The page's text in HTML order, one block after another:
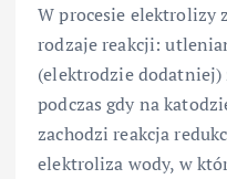
W procesie elektrolizy
rodzaje reakcji:
(elektrodzie
podczas gdy na
zachodzi reakcja
elektroliza wody, w